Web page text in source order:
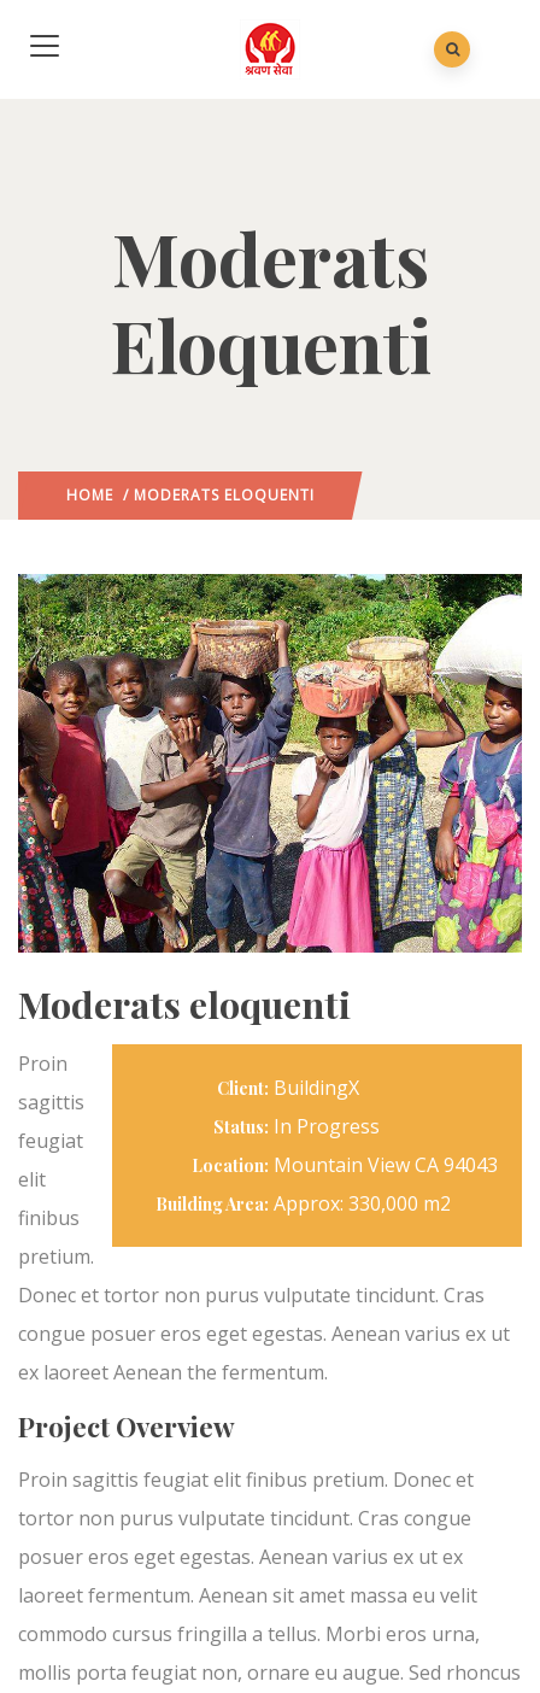
Moderats
Eloquenti
HOME / MODERATS ELOQUENTI
Moderats eloquenti
Client: BuildingX
Status: In Progress
Location: Mountain View CA 94043
Building Area: Approx: 330,000 m2
Proin
sagittis
feugiat
elit
finibus
pretium.
Donec et tortor non purus vulputate tincidunt. Cras
congue posuer eros eget egestas. Aenean varius ex ut
ex laoreet Aenean the fermentum.
Project Overview
Proin sagittis feugiat elit finibus pretium. Donec et
tortor non purus vulputate tincidunt. Cras congue
posuer eros eget egestas. Aenean varius ex ut ex
laoreet fermentum. Aenean sit amet massa eu velit
commodo cursus fringilla a tellus. Morbi eros urna,
mollis porta feugiat non, ornare eu augue. Sed rhoncus